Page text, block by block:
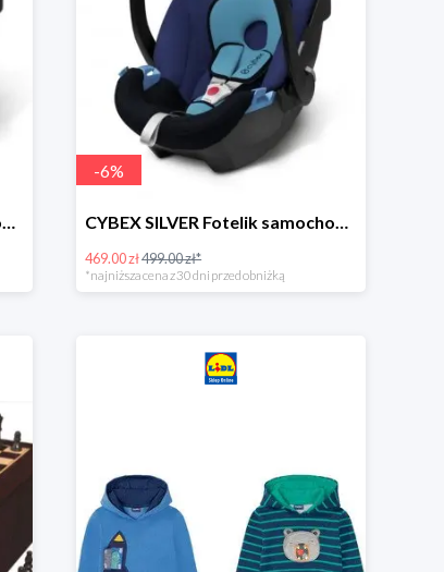
CYBEX SILVER Fotelik samochodowy -30%
-6%
CYBEX SILVER Fotelik samochodowy + dostawa gratis!
469.00 zł499.00 zł*
*najniższa cena z 30 dni przed obniżką